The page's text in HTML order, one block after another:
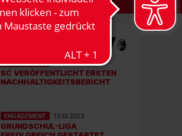
ENGAGEMENT 17.10.2023
SC VERÖFFENTLICHT ERSTEN
NACHHALTIGKEITSBERICHT
ENGAGEMENT 13.10.2023
GRUNDSCHUL-LIGA